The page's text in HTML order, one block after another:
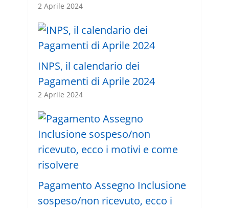
2 Aprile 2024
INPS, il calendario dei
Pagamenti di Aprile 2024
2 Aprile 2024
Pagamento Assegno Inclusione
sospeso/non ricevuto, ecco i